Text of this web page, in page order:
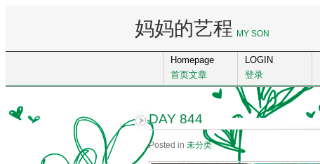
妈妈的艺程 MY SON
Homepage
首页文章
LOGIN
登录
DAY 844
Posted in 未分类